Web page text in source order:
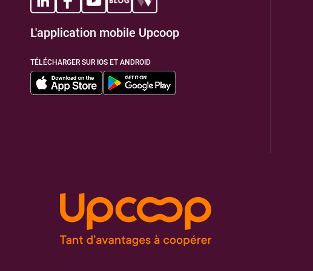
L'application mobile Upcoop
TÉLÉCHARGER SUR IOS ET ANDROID